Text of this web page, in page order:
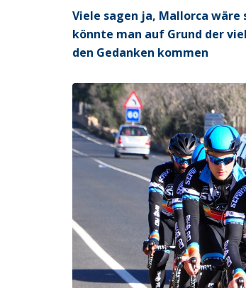
Viele sagen ja, Mallorca wäre
könnte man auf Grund der
den Gedanken kommen